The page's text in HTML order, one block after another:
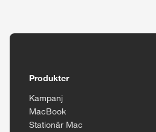
Produkter
Kampanj
MacBook
Stationär Mac